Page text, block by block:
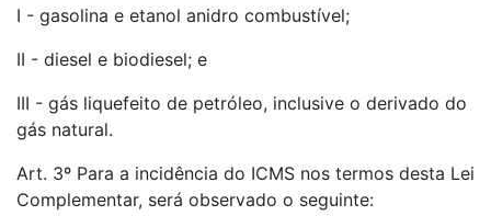
I - gasolina e etanol anidro combustível;
II - diesel e biodiesel; e
III - gás liquefeito de petróleo, inclusive o derivado do
gás natural.
Art. 3º Para a incidência do ICMS nos termos desta Lei
Complementar, será observado o seguinte: